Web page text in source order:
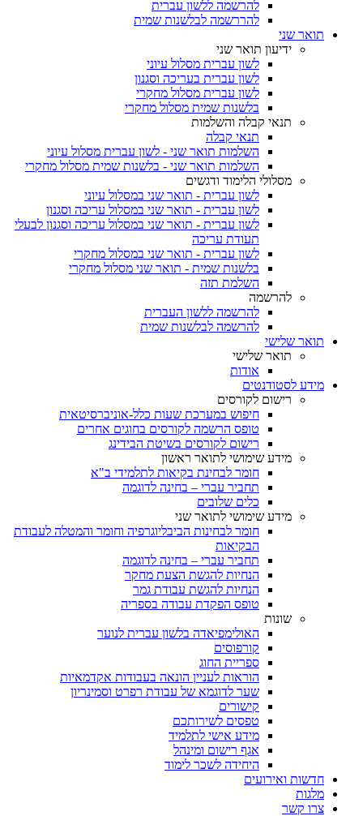
להרשמה ללשון עברית
להררשמה לבלשנות שמית
תואר שני
ידיעון תואר שני
לשון עברית מסלול עיוני
לשון עברית בעריכה וסגנון
לשון עברית מסלול מחקרי
בלשנות שמית מסלול מחקרי
תנאי קבלה והשלמות
תנאי קבלה
השלמות תואר שני - לשון עברית מסלול עיוני
השלמות תואר שני - בלשנות שמית מסלול מחקרי
מסלולי הלימוד ודגשים
לשון עברית - תואר שני במסלול עיוני
לשון עברית - תואר שני במסלול עריכה וסגנון
לשון עברית - תואר שני במסלול עריכה וסגנון לבעלי
תעודת עריכה
לשון עברית - תואר שני במסלול מחקרי
בלשנות שמית - תואר שני מסלול מחקרי
השלמת תזה
להרשמה
להרשמה ללשון העברית
להרשמה לבלשנות שמית
תואר שלישי
תואר שלישי
אודות
מידע לסטודנטים
רישום לקורסים
חיפוש במערכת שעות כלל-אוניברסיטאית
טופס הרשמה לקורסים בחוגים אחרים
רישום לקורסים בשיטת הבידינג
מידע שימושי לתואר ראשון
חומר לבחינת בקיאות לתלמידי ב"א
תחביר עברי – בחינה לדוגמה
כלים שלובים
מידע שימושי לתואר שני
חומר לבחינות הביבליוגרפיה וחומר והמטלה לעבודת
הבקיאות
תחביר עברי – בחינה לדוגמה
הנחיות להגשת הצעת מחקר
הנחיות להגשת עבודת גמר
טופס הפקדת עבודה בספריה
שונות
האולימפיאדה בלשון עברית לנוער
קורפוסים
ספריית החוג
הוראות לעניין הונאה בעבודות אקדמאיות
שער לדוגמא של עבודת רפרט וסמינריון
קישורים
טפסים לשירותכם
מידע אישי לתלמיד
אגף רישום ומינהל
היחידה לשכר לימוד
חדשות ואירועים
מלגות
צרו קשר